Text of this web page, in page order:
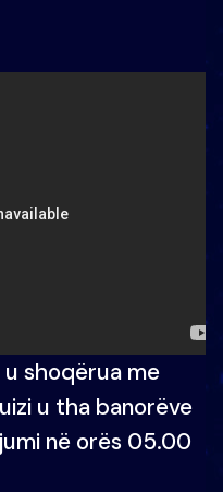
shoqërua me
u tha banorëve
në orës 05.00